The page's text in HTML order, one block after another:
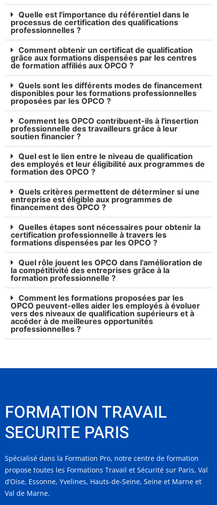
Quelle est l'importance du référentiel dans le
processus de certification des qualifications
professionnelles ?
Comment obtenir un certificat de qualification
grâce aux formations dispensées par les centres
de formation affiliés aux OPCO ?
Quels sont les différents modes de financement
disponibles pour les formations professionnelles
proposées par les OPCO ?
Comment les OPCO contribuent-ils à l'insertion
professionnelle des travailleurs grâce à leur
soutien financier ?
Quel est le lien entre le niveau de qualification
des employés et leur éligibilité aux programmes de
formation des OPCO ?
Quels critères permettent de déterminer si une
entreprise est éligible aux programmes de
financement des OPCO ?
Quelles étapes sont nécessaires pour obtenir la
certification professionnelle à travers les
formations dispensées par les OPCO ?
Quel rôle jouent les OPCO dans l'amélioration de
la compétitivité des entreprises grâce à la
formation professionnelle ?
Comment les formations proposées par les
OPCO peuvent-elles aider les employés à évoluer
vers des niveaux de qualification supérieurs et à
accéder à de meilleures opportunités
professionnelles ?
FORMATION TRAVAIL
SECURITE PARIS
Spécialisé dans la Formation Pro, notre centre de formation
propose toutes les Formations Travail et Sécurité sur Paris, Val
d’Oise, Essonne, Yvelines, Hauts-de-Seine, Seine et Marne et
Val de Marne.